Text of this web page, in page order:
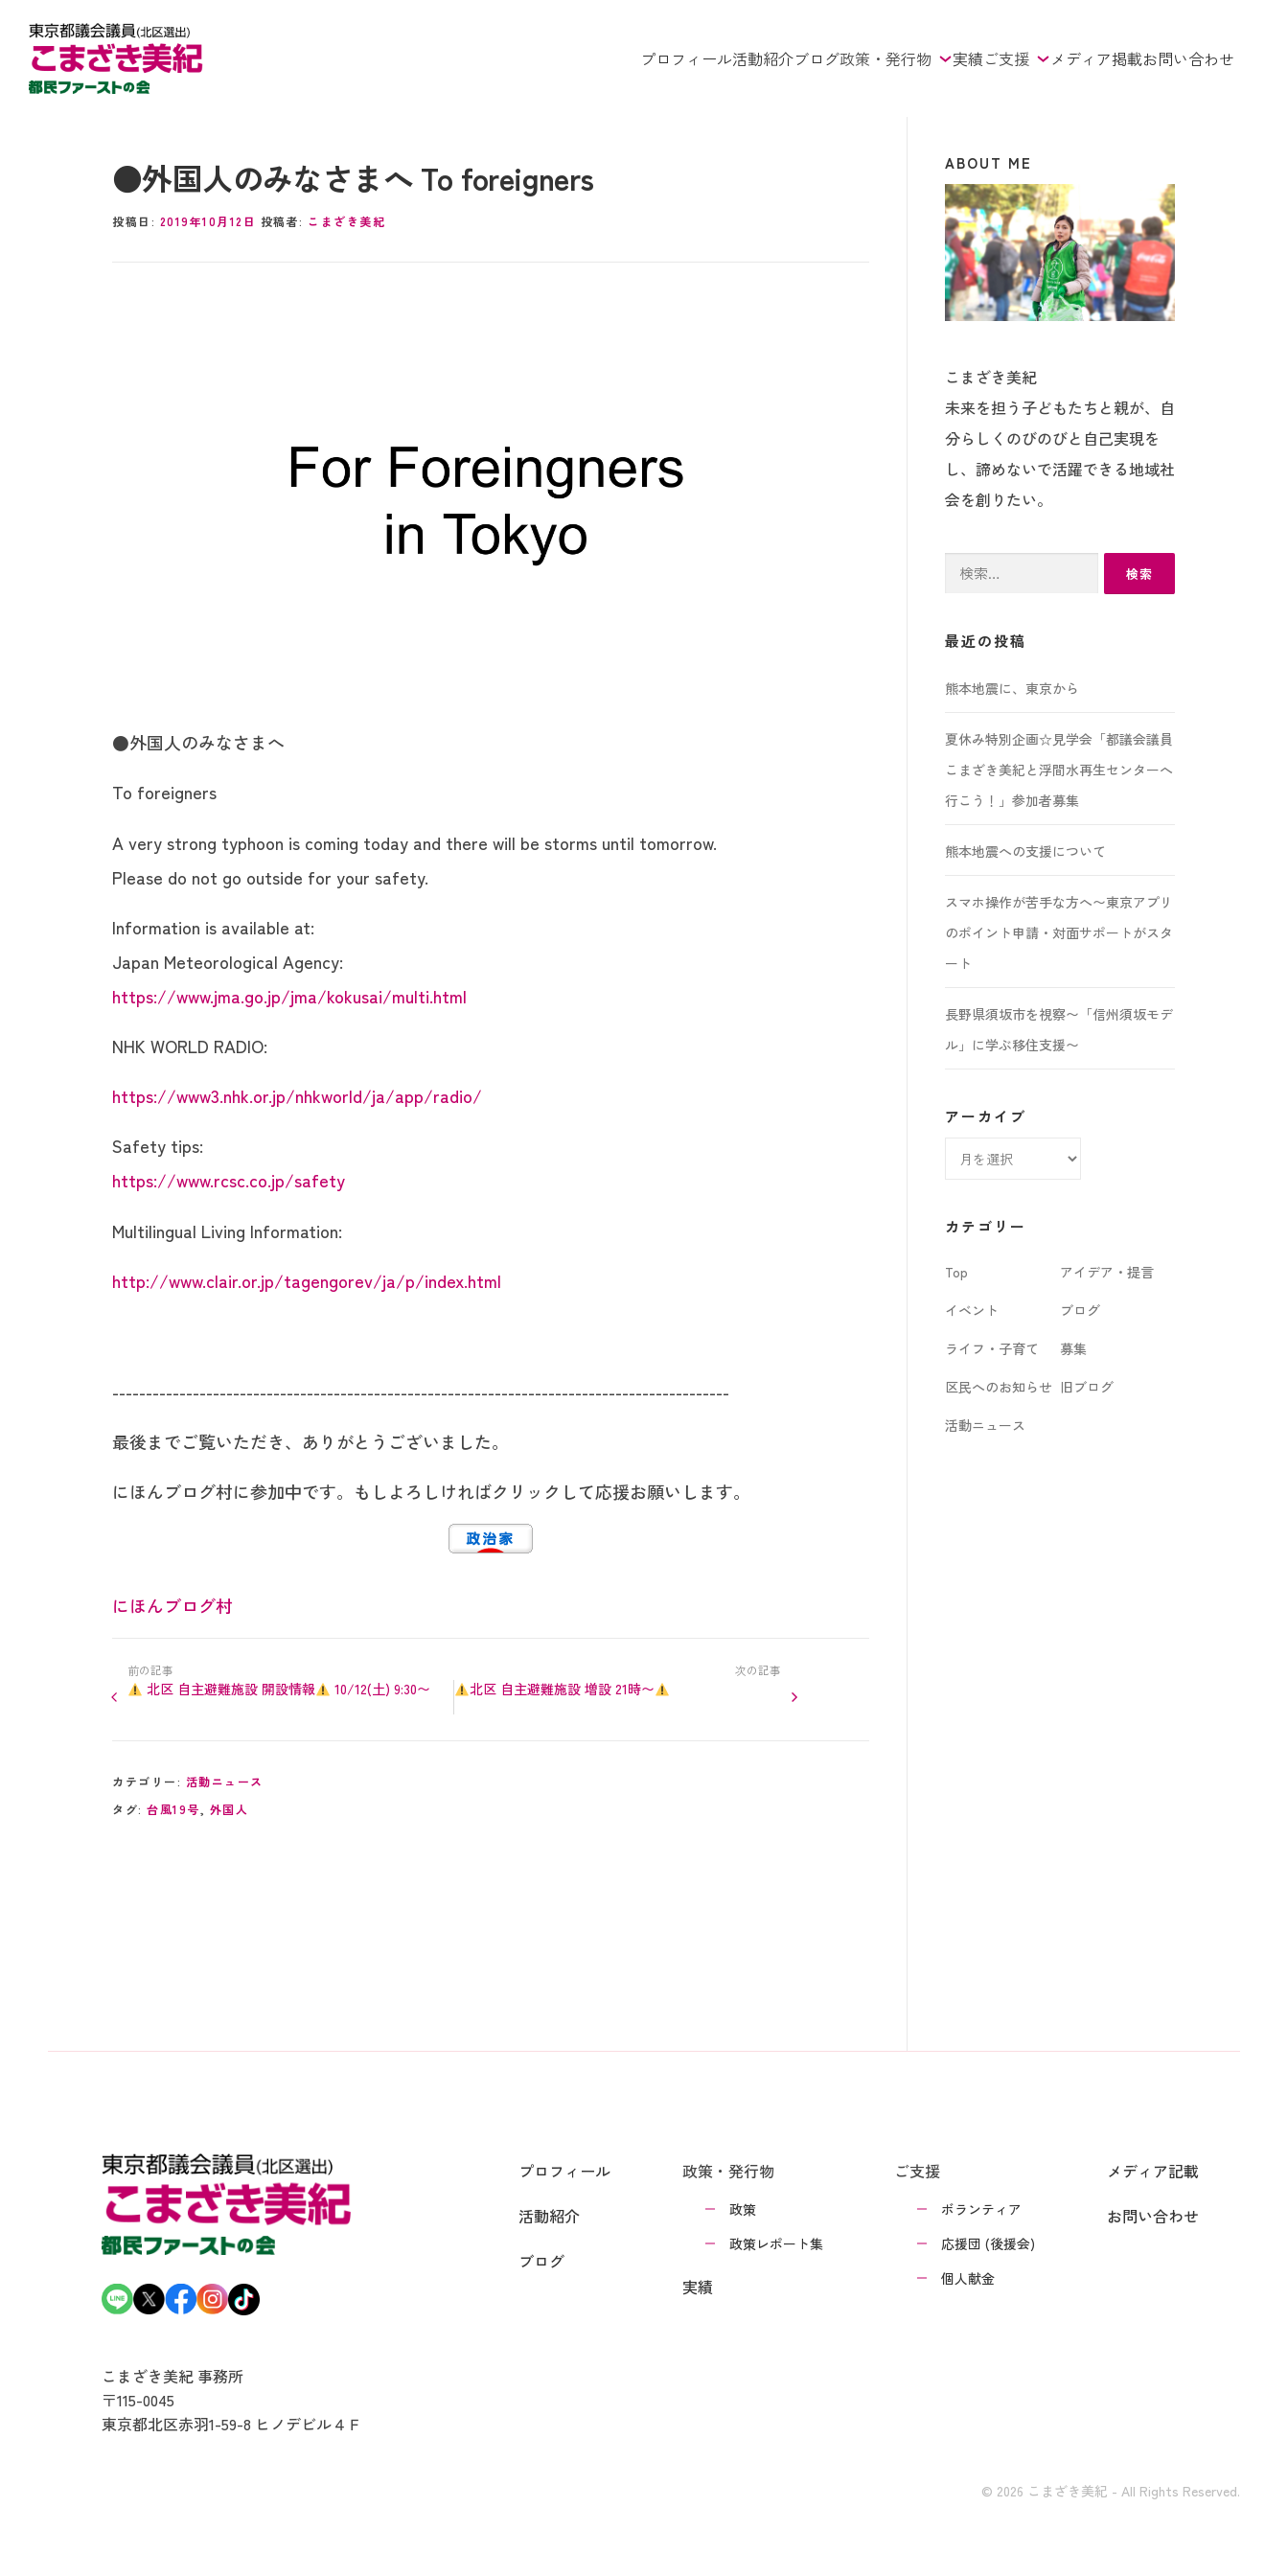
プロフィール活動紹介ブログ政策・発行物 実績ご支援 メディア掲載お問い合わせ
●外国人のみなさまへ To foreigners
投稿日: 2019年10月12日 投稿者: こまざき美紀
●外国人のみなさまへ
To foreigners
A very strong typhoon is coming today and there will be storms until tomorrow.
Please do not go outside for your safety.
Information is available at:
Japan Meteorological Agency:
https://www.jma.go.jp/jma/kokusai/multi.html
NHK WORLD RADIO:
https://www3.nhk.or.jp/nhkworld/ja/app/radio/
Safety tips:
https://www.rcsc.co.jp/safety
Multilingual Living Information:
http://www.clair.or.jp/tagengorev/ja/p/index.html
--------------------------------------------------------------------------------------------
最後までご覧いただき、ありがとうございました。
にほんブログ村に参加中です。もしよろしければクリックして応援お願いします。
にほんブログ村
前の記事
北区 自主避難施設 開設情報 10/12(土) 9:30〜
次の記事
北区 自主避難施設 増設 21時〜
カテゴリー: 活動ニュース
タグ: 台風19号, 外国人
ABOUT ME
こまざき美紀
未来を担う子どもたちと親が、自
分らしくのびのびと自己実現を
し、諦めないで活躍できる地域社
会を創りたい。
最近の投稿
熊本地震に、東京から
夏休み特別企画☆見学会「都議会議員
こまざき美紀と浮間水再生センターへ
行こう！」参加者募集
熊本地震への支援について
スマホ操作が苦手な方へ〜東京アプリ
のポイント申請・対面サポートがスタ
ート
長野県須坂市を視察〜「信州須坂モデ
ル」に学ぶ移住支援〜
アーカイブ
ブ
カテゴリー
Top
アイデア・提言
イベント
ブログ
ライフ・子育て
募集
区民へのお知らせ 旧ブログ
活動ニュース
こまざき美紀 事務所
〒115-0045
東京都北区赤羽1-59-8 ヒノデビル４Ｆ
プロフィール
活動紹介
ブログ
政策・発行物
政策
政策レポート集
実績
ご支援
ボランティア
応援団 (後援会)
個人献金
メディア記載
お問い合わせ
© 2026 こまざき美紀 - All Rights Reserved.